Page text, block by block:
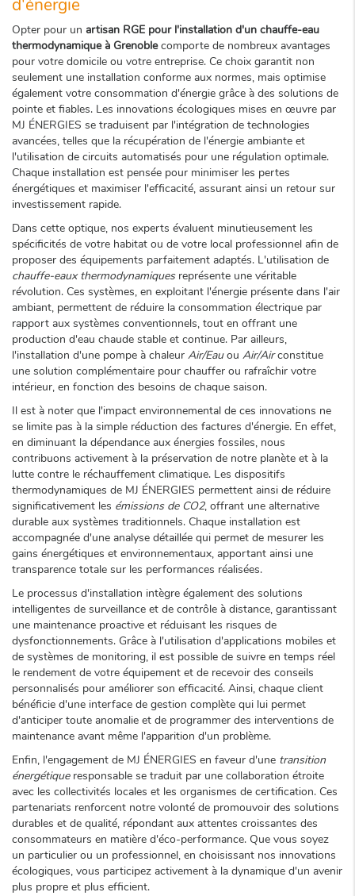
d'énergie
Opter pour un artisan RGE pour l'installation d'un chauffe-eau
thermodynamique à Grenoblecomporte de nombreux avantages
pour votre domicile ou votre entreprise. Ce choix garantit non
seulement une installation conforme aux normes, mais optimise
également votre consommation d'énergie grâce à des solutions de
pointe et fiables. Les innovations écologiques mises en œuvre par
MJ ÉNERGIES se traduisent par l'intégration de technologies
avancées, telles que la récupération de l'énergie ambiante et
l'utilisation de circuits automatisés pour une régulation optimale.
Chaque installation est pensée pour minimiser les pertes
énergétiques et maximiser l'efficacité, assurant ainsi un retour sur
investissement rapide.
Dans cette optique, nos experts évaluent minutieusement les
spécificités de votre habitat ou de votre local professionnel afin de
proposer des équipements parfaitement adaptés. L'utilisation de
chauffe-eaux thermodynamiquesreprésente une véritable
révolution. Ces systèmes, en exploitant l'énergie présente dans l'air
ambiant, permettent de réduire la consommation électrique par
rapport aux systèmes conventionnels, tout en offrant une
production d'eau chaude stable et continue. Par ailleurs,
l'installation d'une pompe à chaleur Air/Eauou Air/Airconstitue
une solution complémentaire pour chauffer ou rafraîchir votre
intérieur, en fonction des besoins de chaque saison.
Il est à noter que l'impact environnemental de ces innovations ne
se limite pas à la simple réduction des factures d'énergie. En effet,
en diminuant la dépendance aux énergies fossiles, nous
contribuons activement à la préservation de notre planète et à la
lutte contre le réchauffement climatique. Les dispositifs
thermodynamiques de MJ ÉNERGIES permettent ainsi de réduire
significativement les émissions de CO2, offrant une alternative
durable aux systèmes traditionnels. Chaque installation est
accompagnée d'une analyse détaillée qui permet de mesurer les
gains énergétiques et environnementaux, apportant ainsi une
transparence totale sur les performances réalisées.
Le processus d'installation intègre également des solutions
intelligentes de surveillance et de contrôle à distance, garantissant
une maintenance proactive et réduisant les risques de
dysfonctionnements. Grâce à l'utilisation d'applications mobiles et
de systèmes de monitoring, il est possible de suivre en temps réel
le rendement de votre équipement et de recevoir des conseils
personnalisés pour améliorer son efficacité. Ainsi, chaque client
bénéficie d'une interface de gestion complète qui lui permet
d'anticiper toute anomalie et de programmer des interventions de
maintenance avant même l'apparition d'un problème.
Enfin, l'engagement de MJ ÉNERGIES en faveur d'une transition
énergétiqueresponsable se traduit par une collaboration étroite
avec les collectivités locales et les organismes de certification. Ces
partenariats renforcent notre volonté de promouvoir des solutions
durables et de qualité, répondant aux attentes croissantes des
consommateurs en matière d'éco-performance. Que vous soyez
un particulier ou un professionnel, en choisissant nos innovations
écologiques, vous participez activement à la dynamique d'un avenir
plus propre et plus efficient.